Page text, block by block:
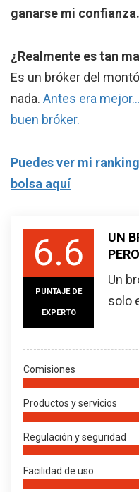
ganarse mi confianza.
¿Realmente es tan
Es un bróker del
nada. Antes era
buen bróker.
Puedes ver mi
bolsa aquí
6.6
PUNTAJE DE
EXPERTO
UN
Un
solo
Comisiones
Productos y servicios
Regulación y seguridad
Facilidad de uso